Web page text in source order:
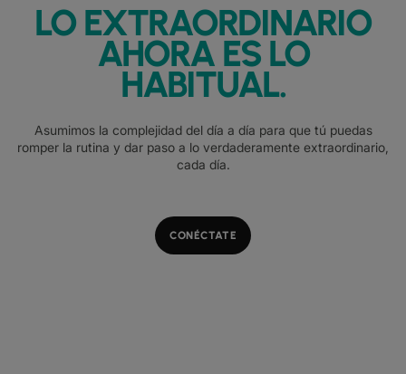
LO EXTRAORDINARIO
AHORA ES LO
HABITUAL.
Asumimos la complejidad del día a día para que tú puedas
romper la rutina y dar paso a lo verdaderamente extraordinario,
cada día.
CONÉCTATE